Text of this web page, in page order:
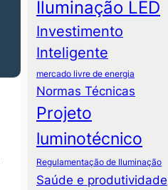
Iluminação LED
Investimento
Inteligente
mercado livre de energia
Normas Técnicas
Projeto
luminotécnico
Regulamentação de Iluminação
Saúde e produtividade